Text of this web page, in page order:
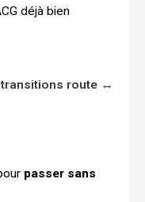
déjà bien
transitions route ↔
passer sans